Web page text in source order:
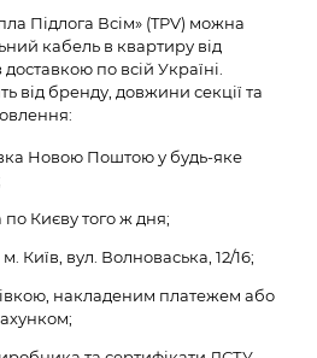
Підлога Всім» (TPV) можна
кабель в квартиру від
по всій Україні.
від бренду, довжини секції та
Новою Поштою у будь-яке
по Києву того ж дня;
Київ, вул. Волноваська, 12/16;
накладеним платежем або